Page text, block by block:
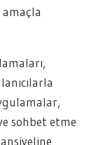
sohbet etme